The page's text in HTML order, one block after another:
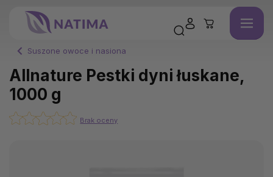
Suszone owoce i nasiona
Allnature Pestki dyni łuskane,
1000 g
Brak oceny